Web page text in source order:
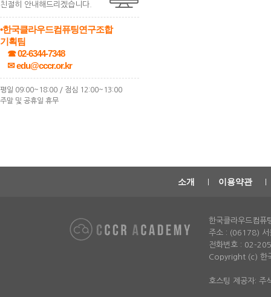
친절히 안내해드리겠습니다.
•한국클라우드컴퓨팅연구조합
기획팀
☎ 02-6344-7348
✉ edu@cccr.or.kr
평일 09:00~18:00 / 점심 12:00~13:00
주말 및 공휴일 휴무
소개 이용약관
한국클라우드컴퓨
주소 : (06178) 서
전화번호 : 02-
Copyright (c) 한
호스팅 제공자: 주